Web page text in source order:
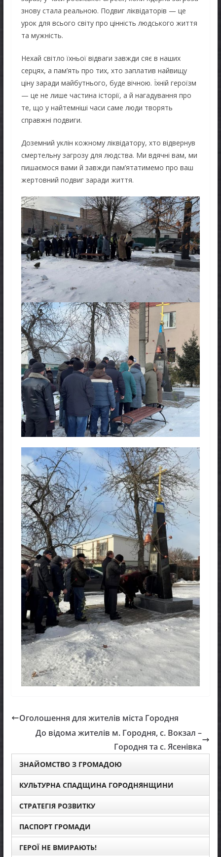
знову стала реальною. Подвиг ліквідаторів — це
урок для всього світу про цінність людського життя
та мужність.
Нехай світло їхньої відваги завжди сяє в наших
серцях, а пам’ять про тих, хто заплатив найвищу
ціну заради майбутнього, буде вічною. Їхній героїзм
— це не лише частина історії, а й нагадування про
те, що у найтемніші часи саме люди творять
справжні подвиги.
Доземний уклін кожному ліквідатору, хто відвернув
смертельну загрозу для людства. Ми вдячні вам, ми
пишаємося вами й завжди пам’ятатимемо про ваш
жертовний подвиг заради життя.
Оголошення для жителів міста Городня
До відома жителів м. Городня, с. Вокзал –
Городня та с. Ясенівка
ЗНАЙОМСТВО З ГРОМАДОЮ
КУЛЬТУРНА СПАДЩИНА ГОРОДНЯНЩИНИ
СТРАТЕГІЯ РОЗВИТКУ
ПАСПОРТ ГРОМАДИ
ГЕРОЇ НЕ ВМИРАЮТЬ!